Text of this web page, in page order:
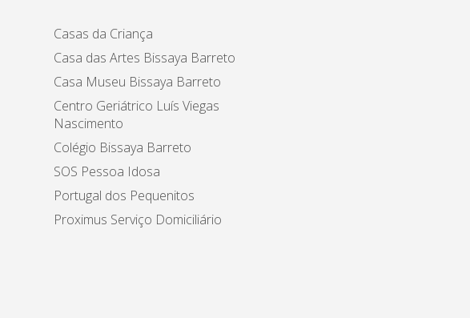
Casas da Criança
Casa das Artes Bissaya Barreto
Casa Museu Bissaya Barreto
Centro Geriátrico Luís Viegas
Nascimento
Colégio Bissaya Barreto
SOS Pessoa Idosa
Portugal dos Pequenitos
Proximus Serviço Domiciliário